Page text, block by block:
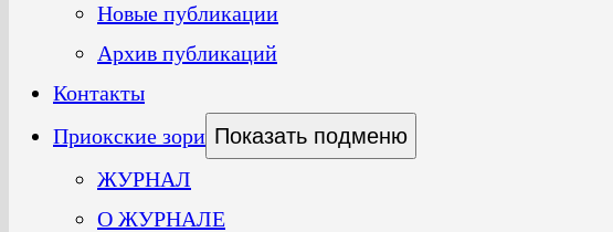
Новые публикации
Архив публикаций
Контакты
Приокские зори Показать подменю
ЖУРНАЛ
О ЖУРНАЛЕ